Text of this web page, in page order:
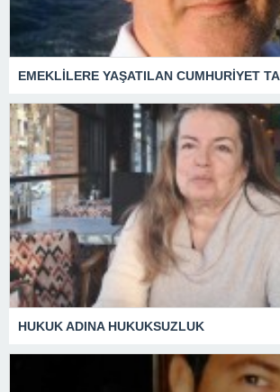
HUKUK ADINA HUKUKSUZLUK